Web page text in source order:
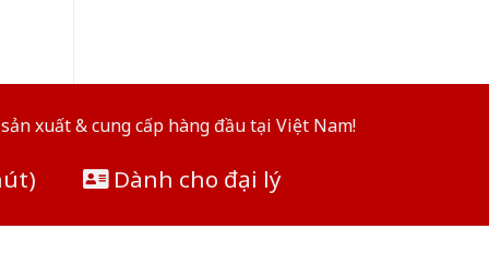
xuất & cung cấp hàng đầu tại Việt Nam!
Dành cho đại lý